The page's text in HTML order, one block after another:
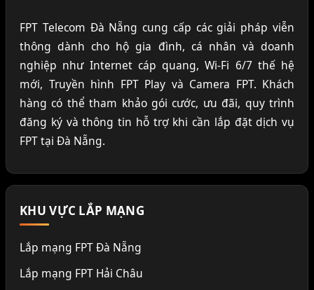
FPT Telecom Đà Nẵng cung cấp các giải pháp viễn
thông dành cho hộ gia đình, cá nhân và doanh
nghiệp như Internet cáp quang, Wi-Fi 6/7 thế hệ
mới, Truyền hình FPT Play và Camera FPT. Khách
hàng có thể tham khảo gói cước, ưu đãi, quy trình
đăng ký và thông tin hỗ trợ khi cần lắp đặt dịch vụ
FPT tại Đà Nẵng.
KHU VỰC LẮP MẠNG
Lắp mạng FPT Đà Nẵng
Lắp mạng FPT Hải Châu